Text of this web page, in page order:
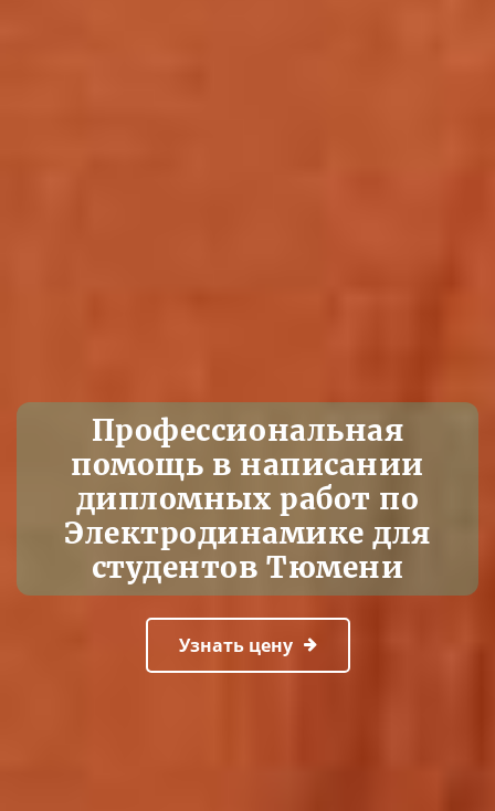
Профессиональная
помощь в написании
дипломных работ по
Электродинамике для
студентов Тюмени
Узнать цену